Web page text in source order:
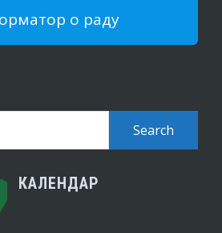
о раду
КАЛЕНДАР